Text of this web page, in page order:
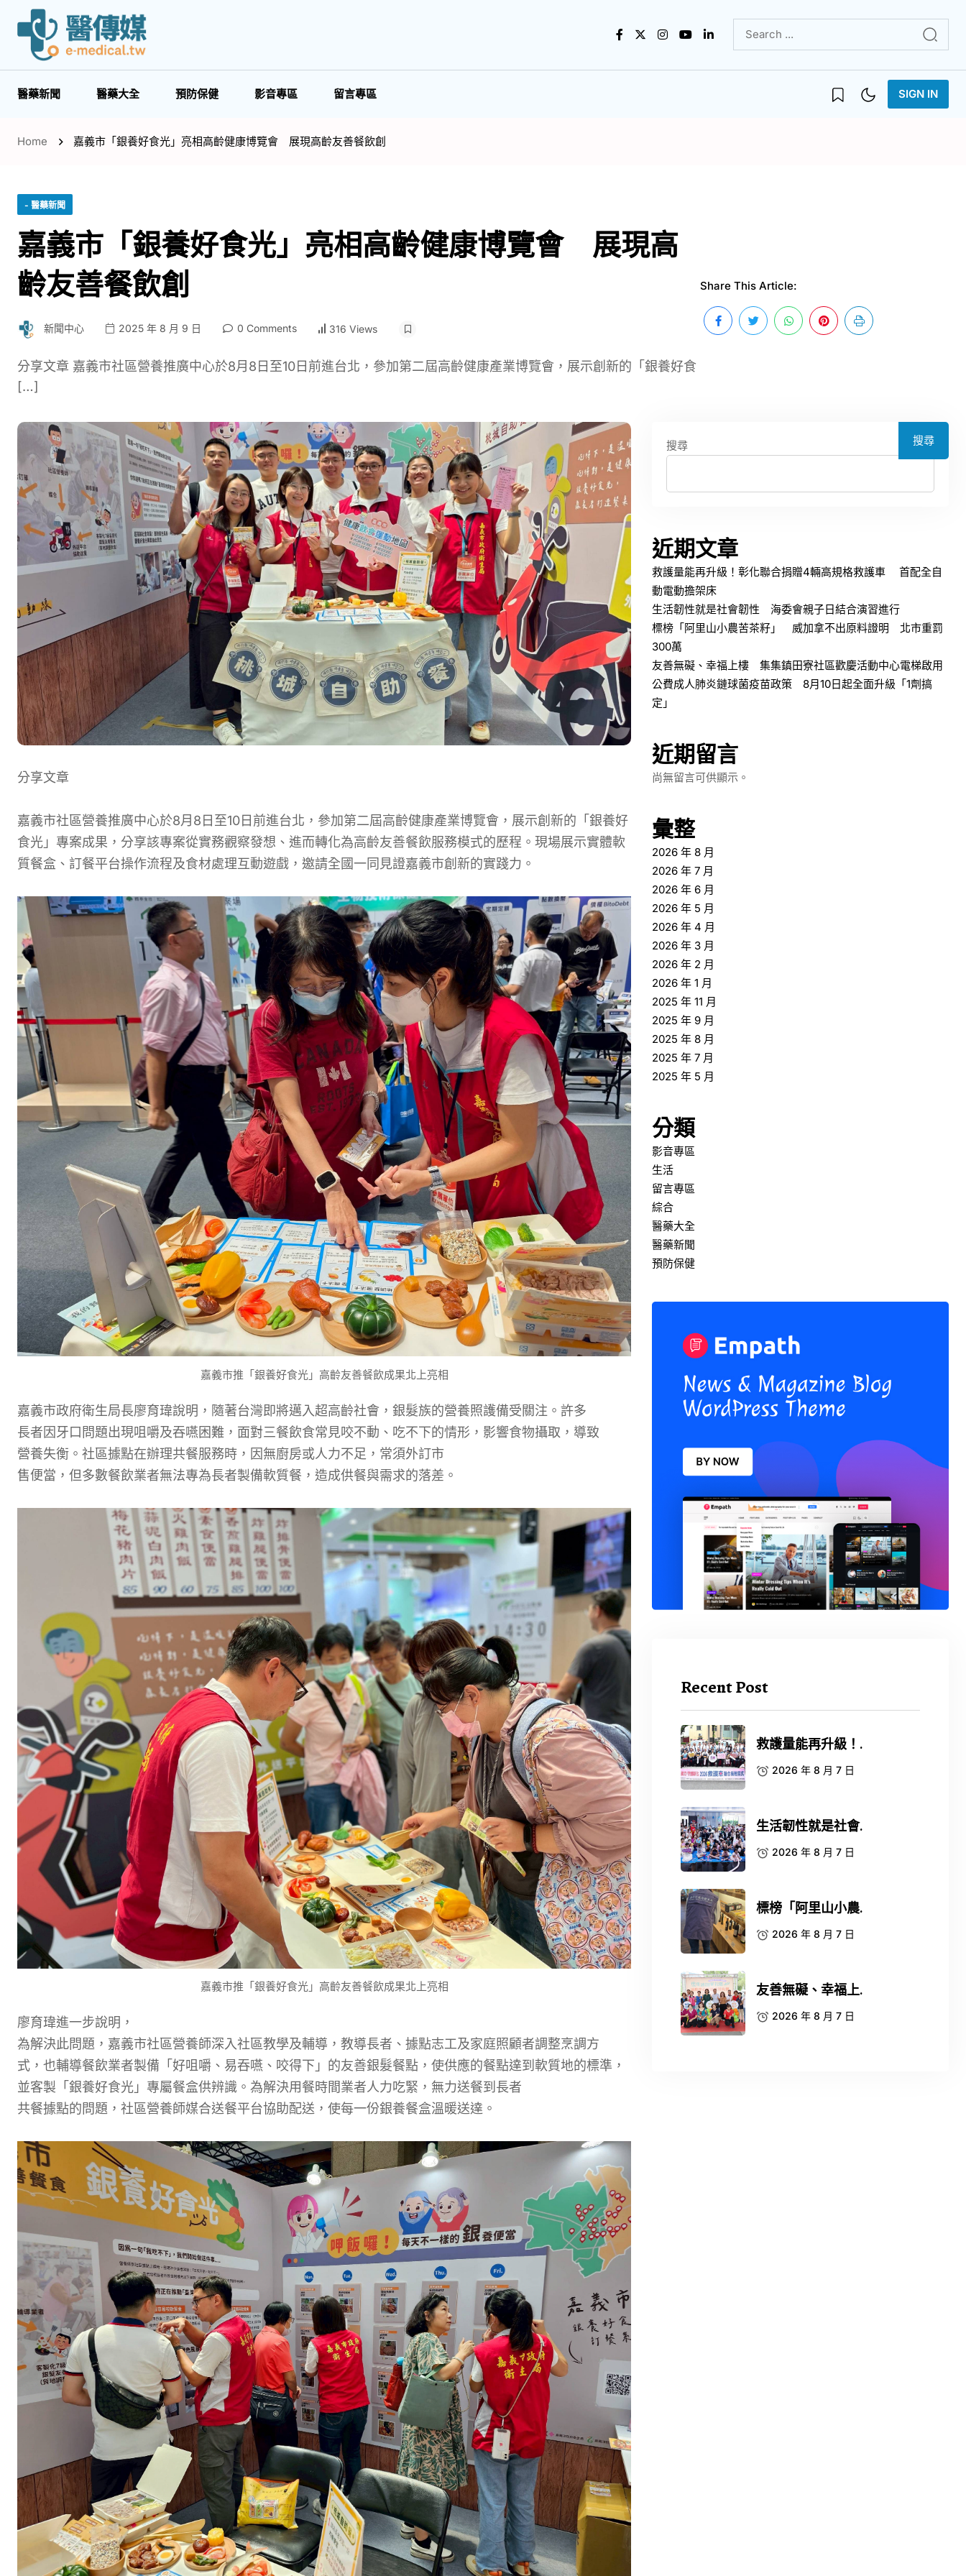
醫藥新聞 醫藥大全 預防保健 影音專區 留言專區 SIGN IN
Home 嘉義市「銀養好食光」亮相高齡健康博覽會 展現高齡友善餐飲創
- 醫藥新聞
嘉義市「銀養好食光」亮相高齡健康博覽會 展現高
齡友善餐飲創
新聞中心 2025 年 8 月 9 日 0 Comments 316 Views
分享文章 嘉義市社區營養推廣中心於8月8日至10日前進台北，參加第二屆高齡健康產業博覽會，展示創新的「銀養好食
[…]
Share This Article:
分享文章
嘉義市社區營養推廣中心於8月8日至10日前進台北，參加第二屆高齡健康產業博覽會，展示創新的「銀養好
食光」專案成果，分享該專案從實務觀察發想、進而轉化為高齡友善餐飲服務模式的歷程。現場展示實體軟
質餐盒、訂餐平台操作流程及食材處理互動遊戲，邀請全國一同見證嘉義市創新的實踐力。
嘉義市推「銀養好食光」高齡友善餐飲成果北上亮相
嘉義市政府衛生局長廖育瑋說明， 隨著台灣即將邁入超高齡社會，銀髮族的營養照護備受關注。 許多
長者因牙口 問題出現咀嚼及吞嚥困難， 面對三餐飲食常見咬不動、吃不下的情形 ，影響食物攝取 ，導致
營養失衡 。社區據點在辦理共餐服務時，因無廚房或人力不足，常須外訂市
售便當，但多數餐飲業者無法專為長者製備軟質餐 ，造成供餐與需求的落差。
嘉義市推「銀養好食光」高齡友善餐飲成果北上亮相
廖育瑋進一步說明，
為解決此問題，嘉義市社區營養師深入社區教學及輔導，教導長者、據點志工及家庭照顧者調整烹調方
式，也輔導餐飲業者製備「好咀嚼、易吞嚥、咬得下」的友善銀髮餐點 ， 使供應的餐點達到軟質地的標準 ，
並客製 「 銀養好食光」專屬餐盒供辨識 。為解決用餐時間業者人力吃緊 ， 無力送餐到長者
共餐據點的問題，社區營養師媒合送餐平台協助配送，使每一份銀養餐盒溫暖送達。
搜尋 搜尋
近期文章
救護量能再升級！彰化聯合捐贈4輛高規格救護車 首配全自
動電動擔架床
生活韌性就是社會韌性 海委會親子日結合演習進行
標榜「阿里山小農苦茶籽」 威加拿不出原料證明 北市重罰
300萬
友善無礙、幸福上樓 集集鎮田寮社區歡慶活動中心電梯啟用
公費成人肺炎鏈球菌疫苗政策 8月10日起全面升級「1劑搞
定」
近期留言
尚無留言可供顯示。
彙整
2026 年 8 月
2026 年 7 月
2026 年 6 月
2026 年 5 月
2026 年 4 月
2026 年 3 月
2026 年 2 月
2026 年 1 月
2025 年 11 月
2025 年 9 月
2025 年 8 月
2025 年 7 月
2025 年 5 月
分類
影音專區
生活
留言專區
綜合
醫藥大全
醫藥新聞
預防保健
Recent Post
救護量能再升級！.
2026 年 8 月 7 日
生活韌性就是社會.
2026 年 8 月 7 日
標榜「阿里山小農.
2026 年 8 月 7 日
友善無礙、幸福上.
2026 年 8 月 7 日